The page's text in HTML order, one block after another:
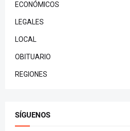
ECONÓMICOS
LEGALES
LOCAL
OBITUARIO
REGIONES
SÍGUENOS